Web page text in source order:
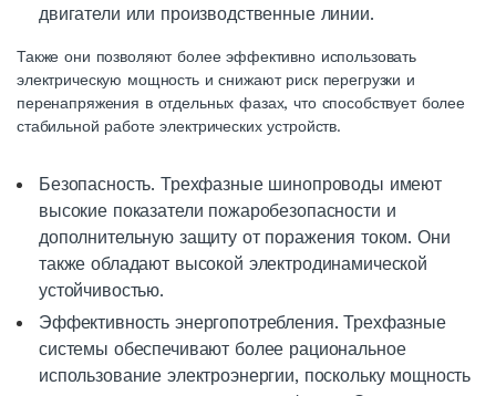
двигатели или производственные линии.
Также они позволяют более эффективно использовать
электрическую мощность и снижают риск перегрузки и
перенапряжения в отдельных фазах, что способствует более
стабильной работе электрических устройств.
Безопасность. Трехфазные шинопроводы имеют
высокие показатели пожаробезопасности и
дополнительную защиту от поражения током. Они
также обладают высокой электродинамической
устойчивостью.
Эффективность энергопотребления. Трехфазные
системы обеспечивают более рациональное
использование электроэнергии, поскольку мощность